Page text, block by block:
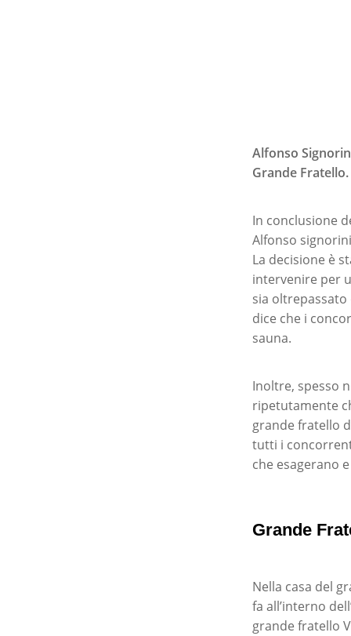
Alfonso
Grande
In conclusione
Alfonso
La decisione è
intervenire per
sia
dice che i
sauna.
Inoltre, spesso
ripetutamente
grande fratello
tutti i
che esagerano
Grande
Nella casa del
fa all’interno
grande fratello